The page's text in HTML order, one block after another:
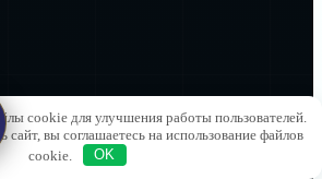
cookie для улучшения работы пользователей.
сайт, вы соглашаетесь на использование файлов
cookie.
OK